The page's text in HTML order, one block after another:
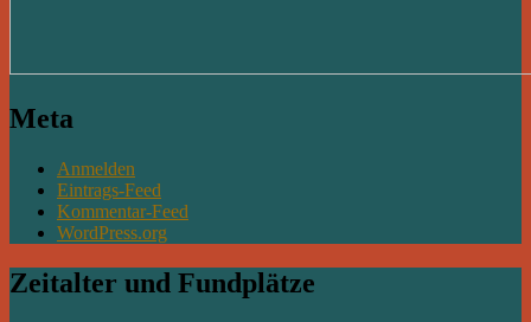
Meta
Anmelden
Eintrags-Feed
Kommentar-Feed
WordPress.org
Zeitalter und Fundplätze